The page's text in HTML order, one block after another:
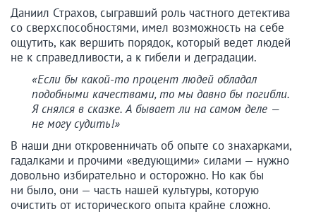
Даниил Страхов, сыгравший роль частного детектива
со сверхспособностями, имел возможность на себе
ощутить, как вершить порядок, который ведет людей
не к справедливости, а к гибели и деградации.
«Если бы какой-то процент людей обладал
подобными качествами, то мы давно бы погибли.
Я снялся в сказке. А бывает ли на самом деле —
не могу судить!»
В наши дни откровенничать об опыте со знахарками,
гадалками и прочими «ведующими» силами — нужно
довольно избирательно и осторожно. Но как бы
ни было, они — часть нашей культуры, которую
очистить от исторического опыта крайне сложно.